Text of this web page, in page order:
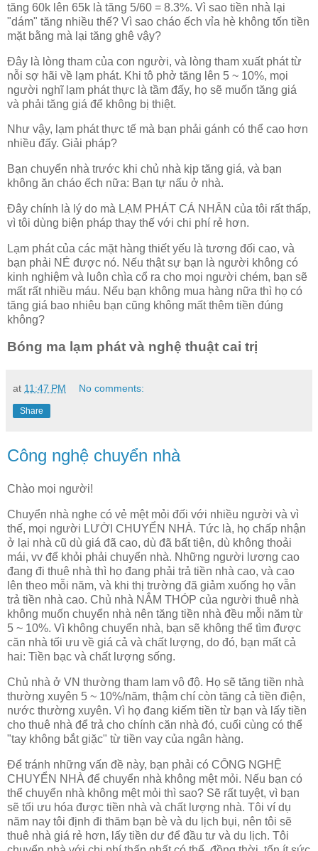
tăng 60k lên 65k là tăng 5/60 = 8.3%. Vì sao tiền nhà lại
"dám" tăng nhiều thế? Vì sao cháo ếch vỉa hè không tốn tiền
mặt bằng mà lại tăng ghê vậy?
Đây là lòng tham của con người, và lòng tham xuất phát từ
nỗi sợ hãi về lạm phát. Khi tô phở tăng lên 5 ~ 10%, mọi
người nghĩ lạm phát thực là tầm đấy, họ sẽ muốn tăng giá
và phải tăng giá để không bị thiệt.
Như vậy, lạm phát thực tế mà bạn phải gánh có thể cao hơn
nhiều đấy. Giải pháp?
Bạn chuyển nhà trước khi chủ nhà kịp tăng giá, và bạn
không ăn cháo ếch nữa: Bạn tự nấu ở nhà.
Đây chính là lý do mà LẠM PHÁT CÁ NHÂN của tôi rất thấp,
vì tôi dùng biện pháp thay thế với chi phí rẻ hơn.
Lạm phát của các mặt hàng thiết yếu là tương đối cao, và
bạn phải NÉ được nó. Nếu thật sự bạn là người không có
kinh nghiệm và luôn chìa cổ ra cho mọi người chém, bạn sẽ
mất rất nhiều máu. Nếu bạn không mua hàng nữa thì họ có
tăng giá bao nhiêu bạn cũng không mất thêm tiền đúng
không?
Bóng ma lạm phát và nghệ thuật cai trị
at 11:47 PM No comments:
Share
Công nghệ chuyển nhà
Chào mọi người!
Chuyển nhà nghe có vẻ mệt mỏi đối với nhiều người và vì
thế, mọi người LƯỜI CHUYỂN NHÀ. Tức là, họ chấp nhận
ở lại nhà cũ dù giá đã cao, dù đã bất tiện, dù không thoải
mái, vv để khỏi phải chuyển nhà. Những người lương cao
đang đi thuê nhà thì họ đang phải trả tiền nhà cao, và cao
lên theo mỗi năm, và khi thị trường đã giảm xuống họ vẫn
trả tiền nhà cao. Chủ nhà NẮM THÓP của người thuê nhà
không muốn chuyển nhà nên tăng tiền nhà đều mỗi năm từ
5 ~ 10%. Vì không chuyển nhà, bạn sẽ không thể tìm được
căn nhà tối ưu về giá cả và chất lượng, do đó, bạn mất cả
hai: Tiền bạc và chất lượng sống.
Chủ nhà ở VN thường tham lam vô độ. Họ sẽ tăng tiền nhà
thường xuyên 5 ~ 10%/năm, thậm chí còn tăng cả tiền điện,
nước thường xuyên. Vì họ đang kiếm tiền từ bạn và lấy tiền
cho thuê nhà để trả cho chính căn nhà đó, cuối cùng có thể
"tay không bắt giặc" từ tiền vay của ngân hàng.
Để tránh những vấn đề này, bạn phải có CÔNG NGHỆ
CHUYỂN NHÀ để chuyển nhà không mệt mỏi. Nếu bạn có
thể chuyển nhà không mệt mỏi thì sao? Sẽ rất tuyệt, vì bạn
sẽ tối ưu hóa được tiền nhà và chất lượng nhà. Tôi ví dụ
năm nay tôi định đi thăm bạn bè và du lịch bụi, nên tôi sẽ
thuê nhà giá rẻ hơn, lấy tiền dư để đầu tư và du lịch. Tôi